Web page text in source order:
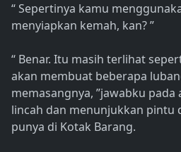
“ Sepertinya kamu
menyiapkan kemah, kan? ”
“ Benar. Itu masih terlihat
akan membuat beberapa
memasangnya, ”jawabku pada
lincah dan menunjukkan pintu
punya di Kotak Barang.